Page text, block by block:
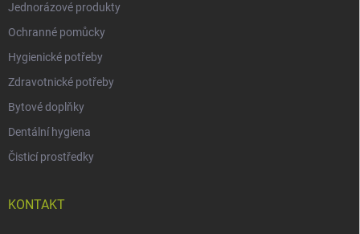
Jednorázové produkty
Ochranné pomůcky
Hygienické potřeby
Zdravotnické potřeby
Bytové doplňky
Dentální hygiena
Čisticí prostředky
KONTAKT